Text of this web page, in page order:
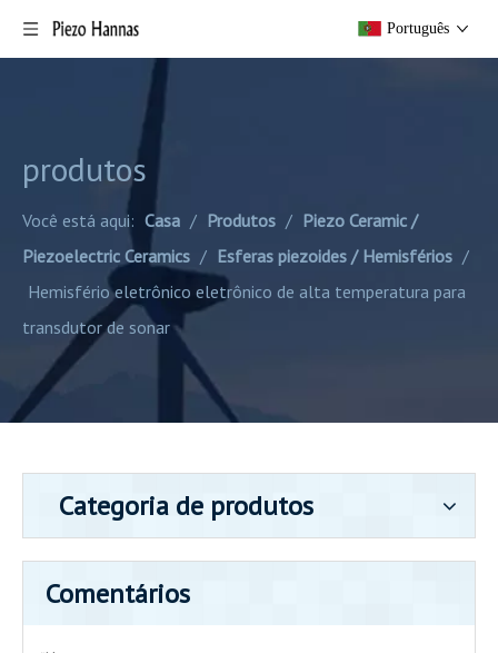
Português
produtos
Você está aqui: Casa / Produtos / Piezo Ceramic /
Piezoelectric Ceramics / Esferas piezoides / Hemisférios /
Hemisfério eletrônico eletrônico de alta temperatura para
transdutor de sonar
Categoria de produtos
Comentários